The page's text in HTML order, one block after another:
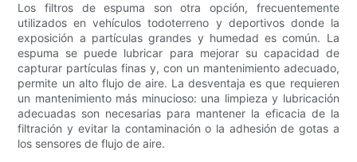
Los filtros de espuma son otra opción, frecuentemente
utilizados en vehículos todoterreno y deportivos donde la
exposición a partículas grandes y humedad es común. La
espuma se puede lubricar para mejorar su capacidad de
capturar partículas finas y, con un mantenimiento adecuado,
permite un alto flujo de aire. La desventaja es que requieren
un mantenimiento más minucioso: una limpieza y lubricación
adecuadas son necesarias para mantener la eficacia de la
filtración y evitar la contaminación o la adhesión de gotas a
los sensores de flujo de aire.